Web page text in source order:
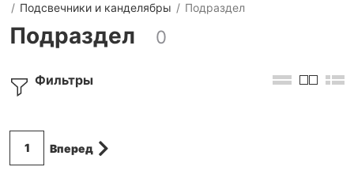
Подсвечники и канделябры
Подраздел
Подраздел 0
Фильтры
1 Вперед